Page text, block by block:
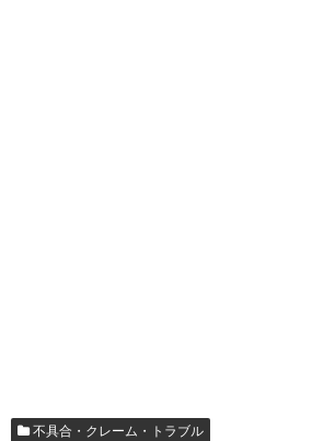
不具合・クレーム・トラブル